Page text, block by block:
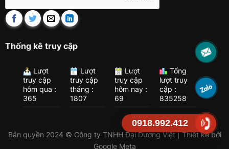
Thống kê truy cập
Lượt
truy cập
hôm qua :
365
Lượt
truy cập
tháng :
1807
Lượt
truy cập
hôm nay :
69
Tổng
lượt truy
cập :
835258
Bản quyền 2024 © Công ty TNHH Đại Dương Việt | Thiết kế bởi
Google Meta
0918.992.412